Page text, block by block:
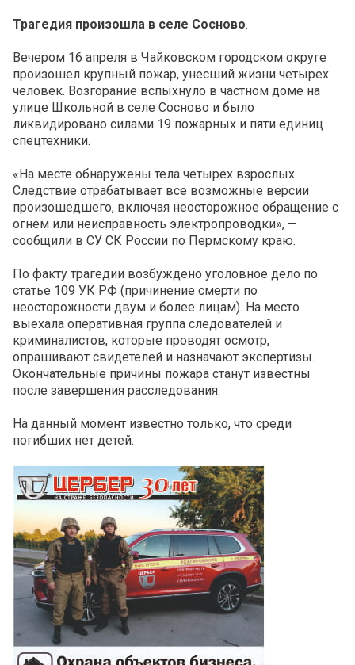
Трагедия произошла в селе Сосново.
Вечером 16 апреля в Чайковском городском округе
произошел крупный пожар, унесший жизни четырех
человек. Возгорание вспыхнуло в частном доме на
улице Школьной в селе Сосново и было
ликвидировано силами 19 пожарных и пяти единиц
спецтехники.
«На месте обнаружены тела четырех взрослых.
Следствие отрабатывает все возможные версии
произошедшего, включая неосторожное обращение с
огнем или неисправность электропроводки», —
сообщили в СУ СК России по Пермскому краю.
По факту трагедии возбуждено уголовное дело по
статье 109 УК РФ (причинение смерти по
неосторожности двум и более лицам). На место
выехала оперативная группа следователей и
криминалистов, которые проводят осмотр,
опрашивают свидетелей и назначают экспертизы.
Окончательные причины пожара станут известны
после завершения расследования.
На данный момент известно только, что среди
погибших нет детей.